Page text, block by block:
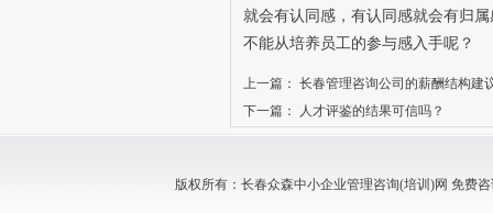
就会有认同感，有认同感就会有归
不能从培养员工的参与感入手呢？
上一篇： 长春管理咨询公司的薪酬结构建
下一篇：
人才评鉴的结果可信吗？
版权所有：长春众森中小企业管理咨询(培训)网 免费咨